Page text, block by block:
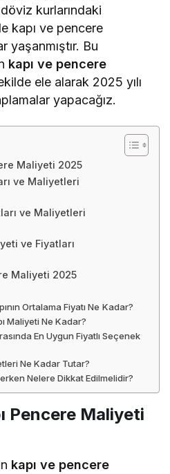
kurlarındaki
kapı ve pencere
yaşanmıştır. Bu
kapı ve pencere
ele alarak 2025 yılı
yapacağız.
Maliyeti 2025
ve Maliyetleri
ve Maliyetleri
ve Fiyatları
Maliyeti 2025
Ortalama Fiyatı Ne Kadar?
Maliyeti Ne Kadar?
En Uygun Fiyatlı Seçenek
Ne Kadar Tutar?
Nelere Dikkat Edilmelidir?
Pencere Maliyeti
kapı ve pencere